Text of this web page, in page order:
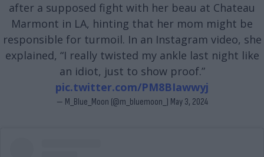
after a supposed fight with her beau at Chateau
Marmont in LA, hinting that her mom might be
responsible for turmoil. In an Instagram video, she
explained, “I really twisted my ankle last night like
an idiot, just to show proof.”
pic.twitter.com/PM8BIawwyj
— M_Blue_Moon (@m_bluemoon_) May 3, 2024